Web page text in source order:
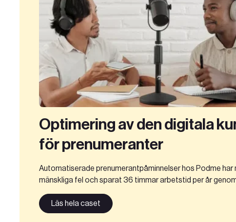
Optimering av den digitala
för prenumeranter
Automatiserade prenumerantpåminnelser hos Podme har
mänskliga fel och sparat 36 timmar arbetstid per år
Läs hela caset